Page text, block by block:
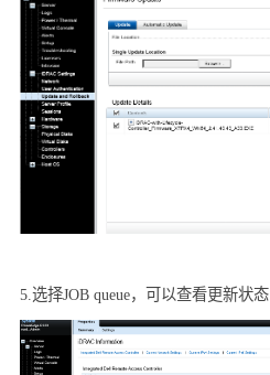
5.选择JOB queue，可以查看更新状态